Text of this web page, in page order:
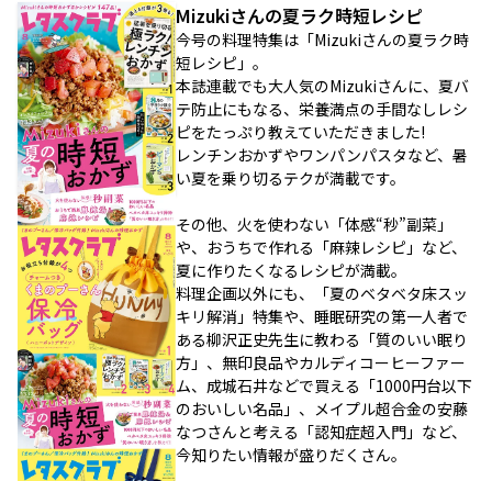
Mizukiさんの夏ラク時短レシピ
今号の料理特集は「Mizukiさんの夏ラク時
短レシピ」。
本誌連載でも大人気のMizukiさんに、夏バ
テ防止にもなる、栄養満点の手間なしレシ
ピをたっぷり教えていただきました!
レンチンおかずやワンパンパスタなど、暑
い夏を乗り切るテクが満載です。
その他、火を使わない「体感“秒”副菜」
や、おうちで作れる「麻辣レシピ」など、
夏に作りたくなるレシピが満載。
料理企画以外にも、「夏のベタベタ床スッ
キリ解消」特集や、睡眠研究の第一人者で
ある柳沢正史先生に教わる「質のいい眠り
方」、無印良品やカルディコーヒーファー
ム、成城石井などで買える「1000円台以下
のおいしい名品」、メイプル超合金の安藤
なつさんと考える「認知症超入門」など、
今知りたい情報が盛りだくさん。